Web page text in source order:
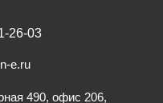
26-03
e.ru
490, офис 206,